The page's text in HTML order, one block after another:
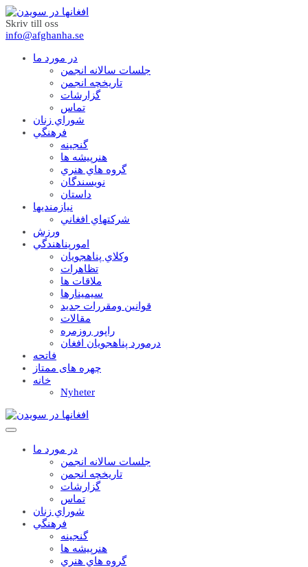
Skriv till oss
info@afghanha.se
در مورد ما
جلسات سالانه انجمن
تاریخچه انجمن
گزارشات
تماس
شوراي زنان
فرهنگي
گنجينه
هنرپيشه ها
گروه هاي هنري
نويسندگان
داستان
نيازمنديها
شرکتهاي افغاني
ورزش
امورپناهندگي
وکلاي پناهجويان
تظاهرات
ملاقات ها
سيمينارها
قوانين ومقررات جديد
مقالات
راپور روزمره
درمورد پناهجويان افغان
فاتحه
چهره های ممتاز
خانه
Nyheter
در مورد ما
جلسات سالانه انجمن
تاریخچه انجمن
گزارشات
تماس
شوراي زنان
فرهنگي
گنجينه
هنرپيشه ها
گروه هاي هنري